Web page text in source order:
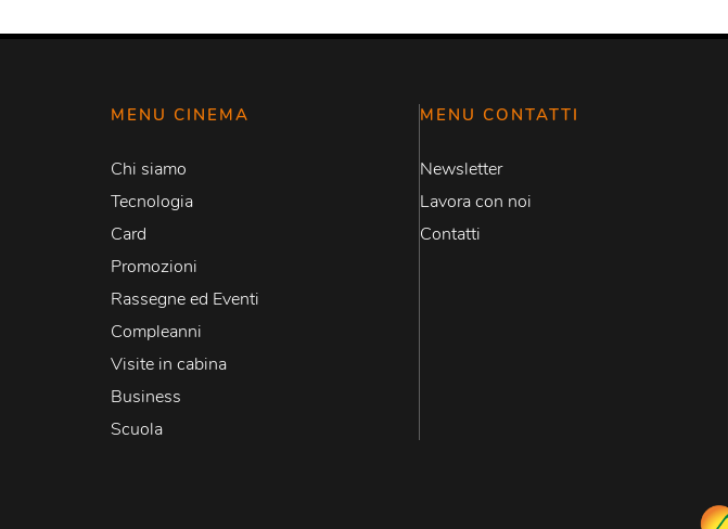
MENU CINEMA
Chi siamo
Tecnologia
Card
Promozioni
Rassegne ed Eventi
Compleanni
Visite in cabina
Business
Scuola
MENU CONTATTI
Newsletter
Lavora con noi
Contatti